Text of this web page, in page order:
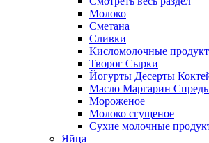
Молоко
Сметана
Сливки
Кисломолочные
Творог Сырки
Йогурты Десерты
Масло Маргарин
Мороженое
Молоко сгущеное
Сухие молочные
Яйца